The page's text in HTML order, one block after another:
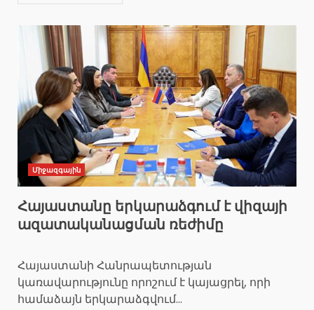
Միջազգային
Հայաստանը երկարաձգում է վիզայի
ազատականացման ռեժիմը
Հայաստանի Հանրապետության
կառավարությունը որոշում է կայացրել, որի
համաձայն երկարաձգվում...